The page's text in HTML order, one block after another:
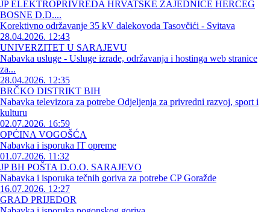
JP ELEKTROPRIVREDA HRVATSKE ZAJEDNICE HERCEG
BOSNE D.D....
Korektivno održavanje 35 kV dalekovoda Tasovčići - Svitava
28.04.2026. 12:43
UNIVERZITET U SARAJEVU
Nabavka usluge - Usluge izrade, održavanja i hostinga web stranice
za...
28.04.2026. 12:35
BRČKO DISTRIKT BIH
Nabavka televizora za potrebe Odjeljenja za privredni razvoj, sport i
kulturu
02.07.2026. 16:59
OPĆINA VOGOŠĆA
Nabavka i isporuka IT opreme
01.07.2026. 11:32
JP BH POŠTA D.O.O. SARAJEVO
Nabavka i isporuka tečnih goriva za potrebe CP Goražde
16.07.2026. 12:27
GRAD PRIJEDOR